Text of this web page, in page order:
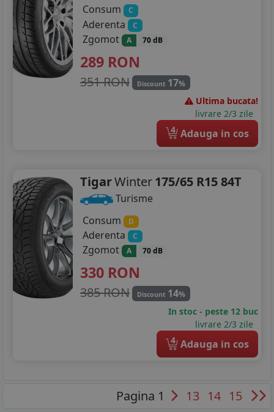
Consum C
Aderenta C
Zgomot A 70 dB
289 RON
351 RON Discount 17%
Ultima bucata!
livrare 2/3 zile
4 Adauga in cos
TigarWinter175/65 R15 84T
Turisme
Consum
D
Aderenta C
Zgomot A 70 dB
330 RON
385 RON Discount 14%
In stoc - peste 12 buc
livrare 2/3 zile
4 Adauga in cos
Pagina 1 13 14 15